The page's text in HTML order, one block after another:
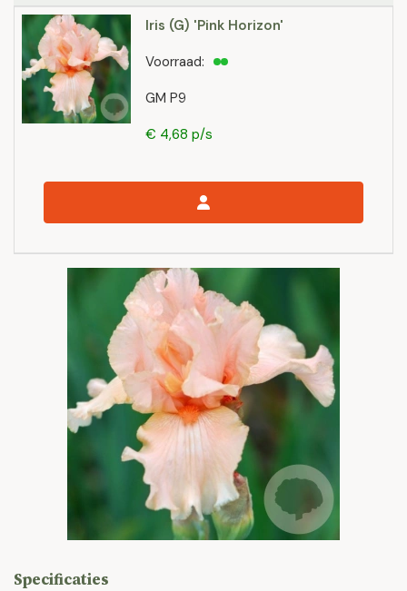
Iris (G) 'Pink Horizon'
GM P9
Voorraad:
€ 4,68 p/s
Specificaties